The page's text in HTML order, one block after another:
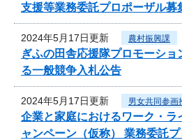
支援等業務委託プロポーザル募
2024年5月17日更新 農村振興課
ぎふの田舎応援隊プロモーシ
る一般競争入札公告
2024年5月17日更新 男女共同参画
企業と家庭におけるワーク・ラ
ャンペーン（仮称） 業務委託